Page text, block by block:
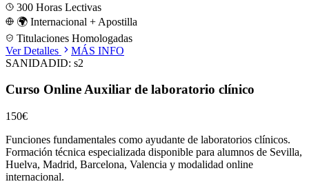
300 Horas Lectivas
🌍 Internacional + Apostilla
Titulaciones Homologadas
Ver Detalles
MÁS INFO
SANIDADID: s2
Curso Online Auxiliar de laboratorio clínico
150€
Funciones fundamentales como ayudante de laboratorios clínicos.
Formación técnica especializada disponible para alumnos de Sevilla,
Huelva, Madrid, Barcelona, Valencia y modalidad online
internacional.